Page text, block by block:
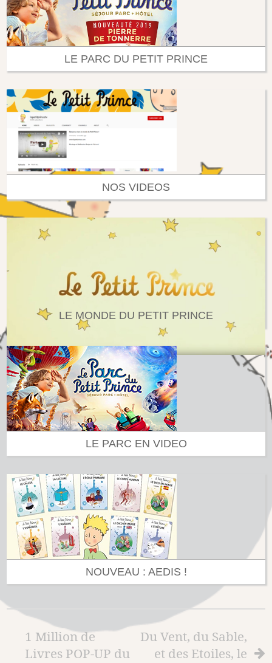
LE PARC DU PETIT PRINCE
NOS VIDEOS
LE MONDE DU PETIT PRINCE
LE PARC EN VIDEO
NOUVEAU : AEDIS !
1 Million de
Livres POP-UP du
Du Vent, du Sable,
et des Etoiles, le